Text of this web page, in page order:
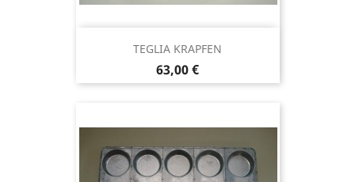
TEGLIA KRAPFEN
Prezzo
63,00 €